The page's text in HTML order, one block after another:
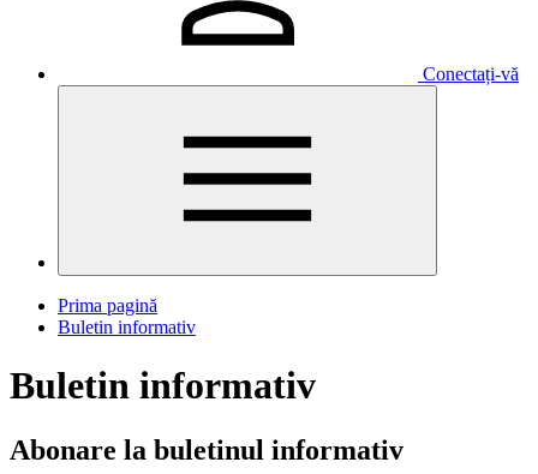
Conectați-vă
Prima pagină
Buletin informativ
Buletin informativ
Abonare la buletinul informativ